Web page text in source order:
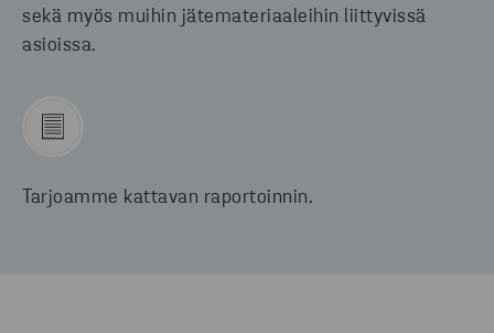
sekä myös muihin jätemateriaaleihin liittyvissä
asioissa.
Tarjoamme kattavan raportoinnin.